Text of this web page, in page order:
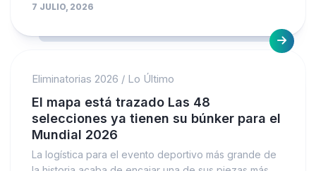
7 JULIO, 2026
Eliminatorias 2026 / Lo Último
El mapa está trazado Las 48
selecciones ya tienen su búnker para el
Mundial 2026
La logística para el evento deportivo más grande de